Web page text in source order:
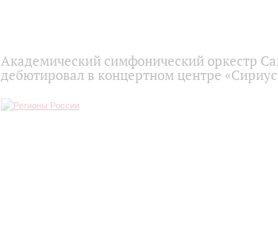
Академический симфонический оркестр
дебютировал в концертном центре